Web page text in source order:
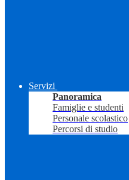
Servizi
Panoramica
Famiglie e studenti
Personale scolastico
Percorsi di studio